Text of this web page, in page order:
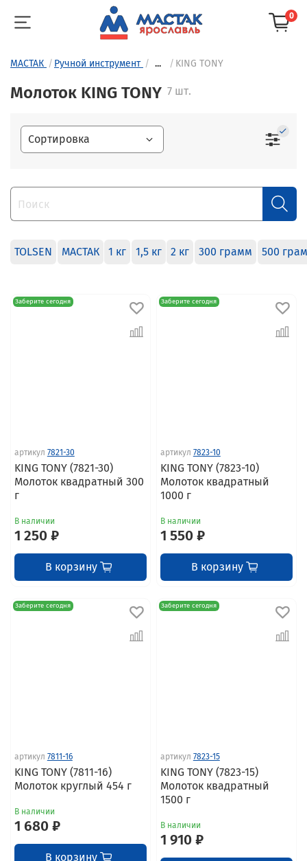
0
МАСТАК Ручной инструмент ... KING TONY
Молоток KING TONY 7 шт.
TOLSEN МАСТАК 1 кг 1,5 кг 2 кг 300 грамм 500
Заберите сегодня
артикул 7821-30
KING TONY (7821-30)
Молоток квадратный 300
г
В наличии
1 250 ₽
В корзину
Заберите сегодня
артикул 7823-10
KING TONY (7823-10)
Молоток квадратный
1000 г
В наличии
1 550 ₽
В корзину
Заберите сегодня
артикул 7811-16
KING TONY (7811-16)
Молоток круглый 454 г
В наличии
1 680 ₽
В корзину
Заберите сегодня
артикул 7823-15
KING TONY (7823-15)
Молоток квадратный
1500 г
В наличии
1 910 ₽